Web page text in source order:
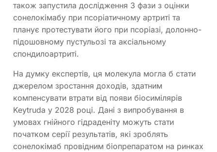
також запустила дослідження 3 фази з оцінки
сонелокімабу при псоріатичному артриті та
планує протестувати його при псоріазі, долонно-
підошовному пустульозі та аксіальному
спондилоартриті.
На думку експертів, ця молекула могла б стати
джерелом зростання доходів, здатним
компенсувати втрати від появи біосимілярів
Keytruda у 2028 році. Дані з випробування в
умовах гнійного гідраденіту можуть стати
початком серії результатів, які зроблять
сонелокімаб провідним біопрепаратом на ринках